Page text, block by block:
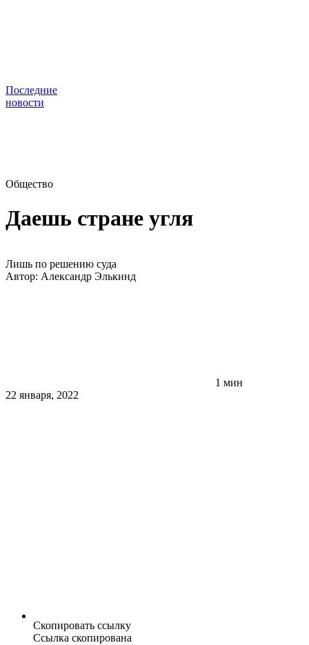
Последние
новости
Общество
Даешь стране угля
Лишь по решению суда
Автор: Александр Элькинд
1 мин
22 января, 2022
Скопировать ссылку
Ссылка скопирована